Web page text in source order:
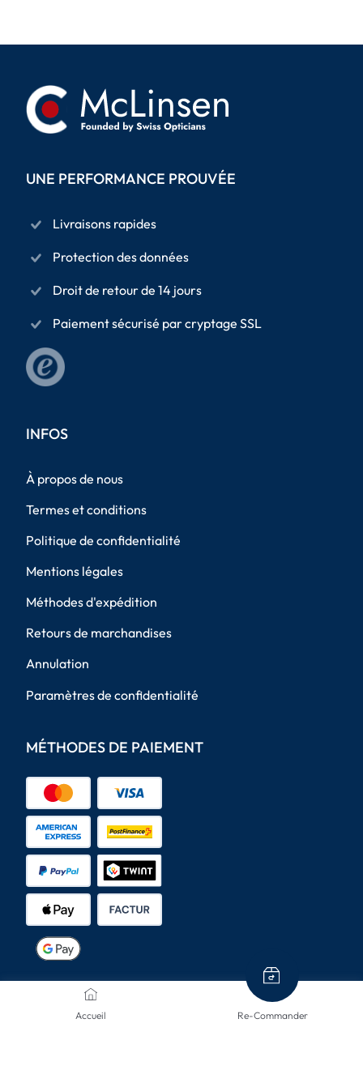
Accueil Re-Commander
UNE PERFORMANCE PROUVÉE
Livraisons rapides
Protection des données
Droit de retour de 14 jours
Paiement sécurisé par cryptage SSL
INFOS
À propos de nous
Termes et conditions
Politique de confidentialité
Mentions légales
Méthodes d'expédition
Retours de marchandises
Annulation
Paramètres de confidentialité
MÉTHODES DE PAIEMENT
MODES D'ENVOI